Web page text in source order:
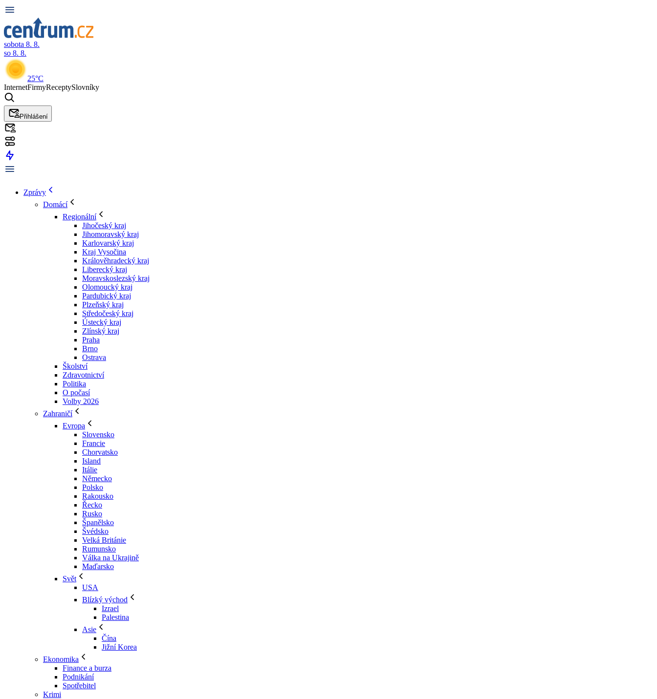
sobota 8. 8.
so 8. 8.
25°C
InternetFirmyReceptySlovníky
Přihlášení
Zprávy
Domácí
Regionální
Jihočeský kraj
Jihomoravský kraj
Karlovarský kraj
Kraj Vysočina
Králověhradecký kraj
Liberecký kraj
Moravskoslezský kraj
Olomoucký kraj
Pardubický kraj
Plzeňský kraj
Středočeský kraj
Ústecký kraj
Zlínský kraj
Praha
Brno
Ostrava
Školství
Zdravotnictví
Politika
O počasí
Volby 2026
Zahraničí
Evropa
Slovensko
Francie
Chorvatsko
Island
Itálie
Německo
Polsko
Rakousko
Řecko
Rusko
Španělsko
Švédsko
Velká Británie
Rumunsko
Válka na Ukrajině
Maďarsko
Svět
USA
Blízký východ
Izrael
Palestina
Asie
Čína
Jižní Korea
Ekonomika
Finance a burza
Podnikání
Spotřebitel
Krimi